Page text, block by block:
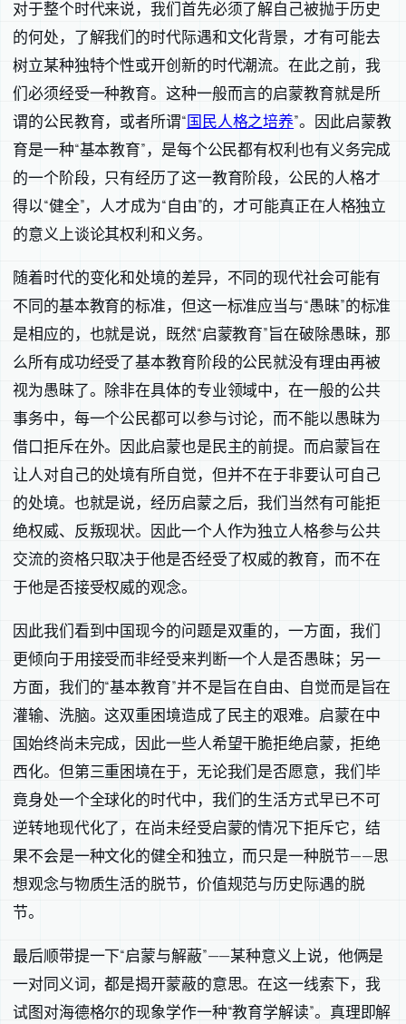
对于整个时代来说，我们首先必须了解自己被抛于历史
的何处，了解我们的时代际遇和文化背景，才有可能去
树立某种独特个性或开创新的时代潮流。在此之前，我
们必须经受一种教育。这种一般而言的启蒙教育就是所
谓的公民教育，或者所谓“国民人格之培养”。因此启蒙教
育是一种“基本教育”，是每个公民都有权利也有义务完成
的一个阶段，只有经历了这一教育阶段，公民的人格才
得以“健全”，人才成为“自由”的，才可能真正在人格独立
的意义上谈论其权利和义务。
随着时代的变化和处境的差异，不同的现代社会可能有
不同的基本教育的标准，但这一标准应当与“愚昧”的标准
是相应的，也就是说，既然“启蒙教育”旨在破除愚昧，那
么所有成功经受了基本教育阶段的公民就没有理由再被
视为愚昧了。除非在具体的专业领域中，在一般的公共
事务中，每一个公民都可以参与讨论，而不能以愚昧为
借口拒斥在外。因此启蒙也是民主的前提。而启蒙旨在
让人对自己的处境有所自觉，但并不在于非要认可自己
的处境。也就是说，经历启蒙之后，我们当然有可能拒
绝权威、反叛现状。因此一个人作为独立人格参与公共
交流的资格只取决于他是否经受了权威的教育，而不在
于他是否接受权威的观念。
因此我们看到中国现今的问题是双重的，一方面，我们
更倾向于用接受而非经受来判断一个人是否愚昧；另一
方面，我们的“基本教育”并不是旨在自由、自觉而是旨在
灌输、洗脑。这双重困境造成了民主的艰难。启蒙在中
国始终尚未完成，因此一些人希望干脆拒绝启蒙，拒绝
西化。但第三重困境在于，无论我们是否愿意，我们毕
竟身处一个全球化的时代中，我们的生活方式早已不可
逆转地现代化了，在尚未经受启蒙的情况下拒斥它，结
果不会是一种文化的健全和独立，而只是一种脱节——思
想观念与物质生活的脱节，价值规范与历史际遇的脱
节。
最后顺带提一下“启蒙与解蔽”——某种意义上说，他俩是
一对同义词，都是揭开蒙蔽的意思。在这一线索下，我
试图对海德格尔的现象学作一种“教育学解读”。真理即解